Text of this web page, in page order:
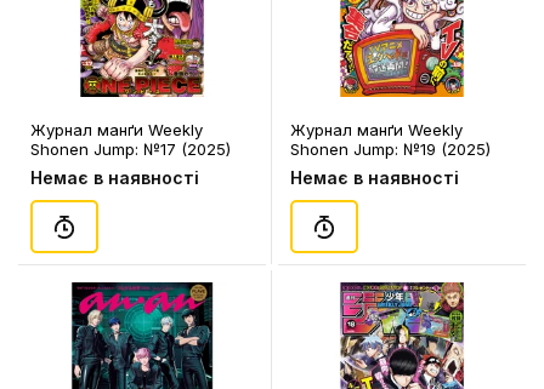
Журнал манґи Weekly
Shonen Jump: №17 (2025)
(Japanese Edition), (310451)
Немає в наявності
Журнал манґи Weekly
Shonen Jump: №19 (2025)
(Japanese Edition), (330459)
Немає в наявності